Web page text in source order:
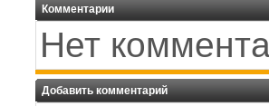
Комментарии
Нет
Добавить комментарий